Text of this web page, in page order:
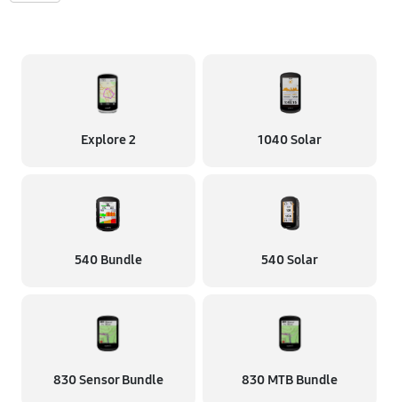
Explore 2 1040 Solar
540 Bundle 540 Solar
830 Sensor Bundle 830 MTB Bundle